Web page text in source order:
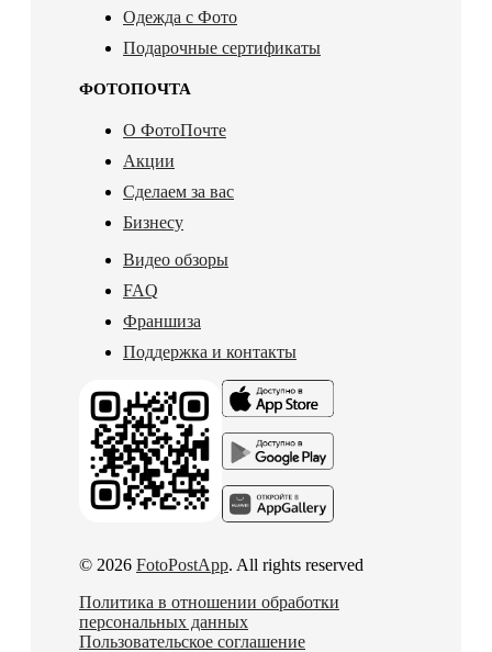
Одежда с Фото
Подарочные сертификаты
ФОТОПОЧТА
О ФотоПочте
Акции
Сделаем за вас
Бизнесу
Видео обзоры
FAQ
Франшиза
Поддержка и контакты
© 2026 FotoPostApp. All rights reserved
Политика в отношении обработки
персональных данных
Пользовательское соглашение